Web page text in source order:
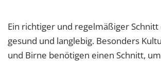
Ein richtiger und regelmäßiger
gesund und langlebig. Besonders
und Birne benötigen einen Schnitt,